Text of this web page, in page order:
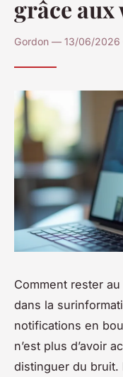
grâce aux
Gordon — 13/06/2026
Comment rester
dans la
notifications en
n’est plus d’avoir
distinguer du bruit.